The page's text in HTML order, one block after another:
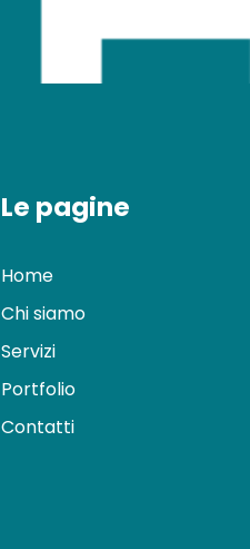
Le pagine
Home
Chi siamo
Servizi
Portfolio
Contatti